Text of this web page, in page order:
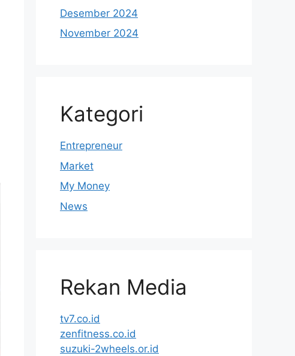
Desember 2024
November 2024
Kategori
Entrepreneur
Market
My Money
News
Rekan Media
tv7.co.id
zenfitness.co.id
suzuki-2wheels.or.id